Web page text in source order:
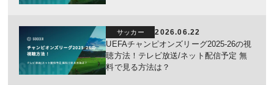
サッカー 2026.06.22
UEFAチャンピオンズリーグ2025-26の視
聴方法！テレビ放送/ネット配信予定 無
料で見る方法は？